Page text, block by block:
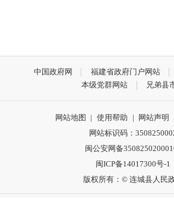
中国政府网 福建省政府门户网站
本级党群网站
兄弟县
网站地图 | 使用帮助 | 网站声明
网站标识码：
闽公安网备
闽ICP备14017300号-1
版权所有：© 连城县人民